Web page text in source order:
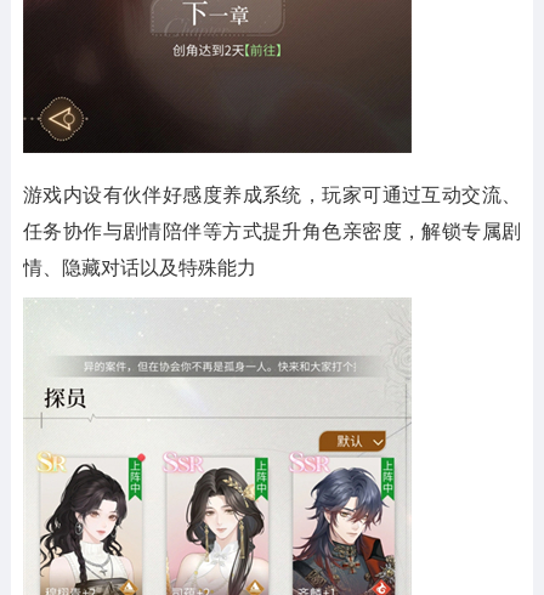
游戏内设有伙伴好感度养成系统，玩家可通过互动交流、
任务协作与剧情陪伴等方式提升角色亲密度，解锁专属剧
情、隐藏对话以及特殊能力